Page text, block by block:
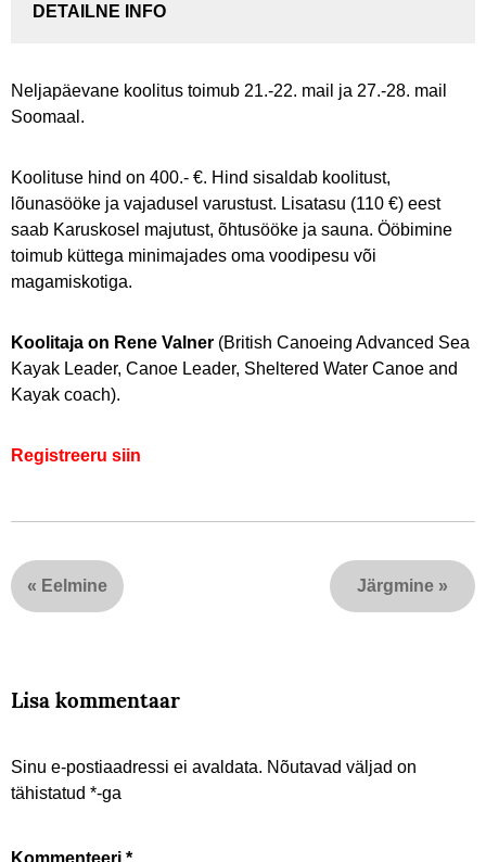
DETAILNE INFO
Neljapäevane koolitus toimub 21.-22. mail ja 27.-28. mail
Soomaal.
Koolituse hind on 400.- €. Hind sisaldab koolitust,
lõunasööke ja vajadusel varustust. Lisatasu (110 €) eest
saab Karuskosel majutust, õhtusööke ja sauna. Ööbimine
toimub küttega minimajades oma voodipesu või
magamiskotiga.
Koolitaja on Rene Valner (British Canoeing Advanced Sea
Kayak Leader, Canoe Leader, Sheltered Water Canoe and
Kayak coach).
Registreeru siin
« Eelmine Järgmine »
Lisa kommentaar
Sinu e-postiaadressi ei avaldata. Nõutavad väljad on
tähistatud *-ga
Kommenteeri *